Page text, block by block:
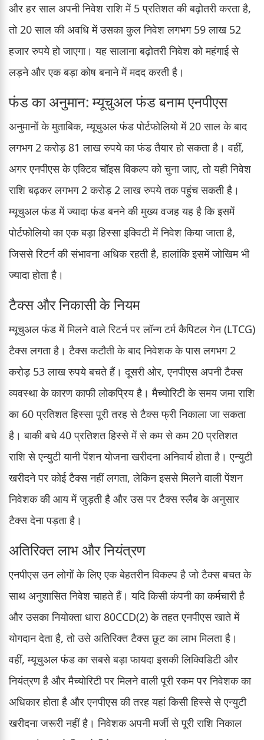
और हर साल अपनी निवेश राशि में 5 प्रतिशत की बढ़ोतरी करता है,
तो 20 साल की अवधि में उसका कुल निवेश लगभग 59 लाख 52
हजार रुपये हो जाएगा। यह सालाना बढ़ोतरी निवेश को महंगाई से
लड़ने और एक बड़ा कोष बनाने में मदद करती है।
फंड का अनुमान: म्यूचुअल फंड बनाम एनपीएस
अनुमानों के मुताबिक, म्यूचुअल फंड पोर्टफोलियो में 20 साल के बाद
लगभग 2 करोड़ 81 लाख रुपये का फंड तैयार हो सकता है। वहीं,
अगर एनपीएस के एक्टिव चॉइस विकल्प को चुना जाए, तो यही निवेश
राशि बढ़कर लगभग 2 करोड़ 2 लाख रुपये तक पहुंच सकती है।
म्यूचुअल फंड में ज्यादा फंड बनने की मुख्य वजह यह है कि इसमें
पोर्टफोलियो का एक बड़ा हिस्सा इक्विटी में निवेश किया जाता है,
जिससे रिटर्न की संभावना अधिक रहती है, हालांकि इसमें जोखिम भी
ज्यादा होता है।
टैक्स और निकासी के नियम
म्यूचुअल फंड में मिलने वाले रिटर्न पर लॉन्ग टर्म कैपिटल गेन (LTCG)
टैक्स लगता है। टैक्स कटौती के बाद निवेशक के पास लगभग 2
करोड़ 53 लाख रुपये बचते हैं। दूसरी ओर, एनपीएस अपनी टैक्स
व्यवस्था के कारण काफी लोकप्रिय है। मैच्योरिटी के समय जमा राशि
का 60 प्रतिशत हिस्सा पूरी तरह से टैक्स फ्री निकाला जा सकता
है। बाकी बचे 40 प्रतिशत हिस्से में से कम से कम 20 प्रतिशत
राशि से एन्युटी यानी पेंशन योजना खरीदना अनिवार्य होता है। एन्युटी
खरीदने पर कोई टैक्स नहीं लगता, लेकिन इससे मिलने वाली पेंशन
निवेशक की आय में जुड़ती है और उस पर टैक्स स्लैब के अनुसार
टैक्स देना पड़ता है।
अतिरिक्त लाभ और नियंत्रण
एनपीएस उन लोगों के लिए एक बेहतरीन विकल्प है जो टैक्स बचत के
साथ अनुशासित निवेश चाहते हैं। यदि किसी कंपनी का कर्मचारी है
और उसका नियोक्ता धारा 80CCD(2) के तहत एनपीएस खाते में
योगदान देता है, तो उसे अतिरिक्त टैक्स छूट का लाभ मिलता है।
वहीं, म्यूचुअल फंड का सबसे बड़ा फायदा इसकी लिक्विडिटी और
नियंत्रण है और मैच्योरिटी पर मिलने वाली पूरी रकम पर निवेशक का
अधिकार होता है और एनपीएस की तरह यहां किसी हिस्से से एन्युटी
खरीदना जरूरी नहीं है। निवेशक अपनी मर्जी से पूरी राशि निकाल